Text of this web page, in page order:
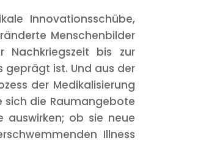
Innovationsschübe,
Menschenbilder
Nachkriegszeit bis zur
geprägt ist. Und aus der
der Medikalisierung
sich die Raumangebote
auswirken; ob sie neue
Illness